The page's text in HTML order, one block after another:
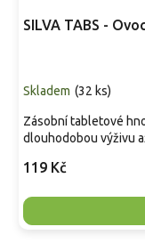
SILVA TABS -
Skladem (32 ks)
119 Kč
Zásobní tabletové
dlouhodobou výživu